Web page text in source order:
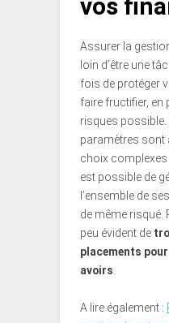
vos
Assurer la
loin d’être une
fois de protéger
faire fructifier, en
risques possible.
paramètres sont
choix complexes
est possible de
l’ensemble de
de même risqué.
peu évident de
placements
avoirs.
A lire également :